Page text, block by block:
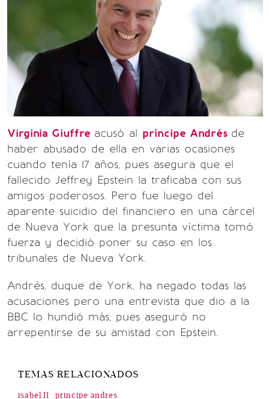
Virginia Giuffre acusó al príncipe Andrés de
haber abusado de ella en varias ocasiones
cuando tenía 17 años, pues asegura que el
fallecido Jeffrey Epstein la traficaba con sus
amigos poderosos. Pero fue luego del
aparente suicidio del financiero en una cárcel
de Nueva York que la presunta víctima tomó
fuerza y decidió poner su caso en los
tribunales de Nueva York.
Andrés, duque de York, ha negado todas las
acusaciones pero una entrevista que dio a la
BBC lo hundió más, pues aseguró no
arrepentirse de su amistad con Epstein.
TEMAS RELACIONADOS
isabel II principe andres